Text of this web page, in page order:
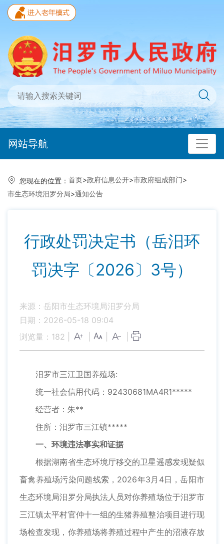
网站导航
您现在的位置： 首页>政府信息公开>市政府组成部门>
市生态环境汨罗分局>通知公告
行政处罚决定书（岳汨环
罚决字〔2026〕3号）
来源：岳阳市生态环境局汨罗分局
日期：2026-05-18 09:04
浏览量： 182
汨罗市三江卫国养殖场:
统一社会信用代码：92430681MA4R1*****
经营者：朱**
住所：汨罗市三江镇*****
一、环境违法事实和证据
根据湖南省生态环境厅移交的卫星遥感发现疑似
畜禽养殖场污染问题线索，2026年3月4日，岳阳市
生态环境局汨罗分局执法人员对你养殖场位于汨罗市
三江镇太平村官仲十一组的生猪养殖整治项目进行现
场检查发现，你养殖场将养殖过程中产生的沼液存放